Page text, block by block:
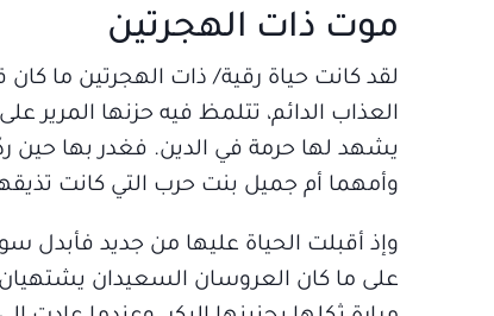
موت ذات الهجرتين
لقد كانت حياة رقية/‏ ذات الهجرتين ما
العذاب الدائم، تتلمظ فيه حزنها
يشهد لها حرمة في الدين. فغدر بها حين
وأمهما أم جميل بنت حرب التي كانت
وإذ أقبلت الحياة عليها من جديد فأبدل
على ما كان العروسان السعيدان